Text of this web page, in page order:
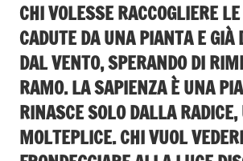
CHI VOLESSE RACCOGLIERE
CADUTE DA UNA PIANTA E GIÀ
DAL VENTO, SPERANDO DI
RAMO. LA SAPIENZA È UNA
RINASCE SOLO DALLA
MOLTEPLICE. CHI VUOL